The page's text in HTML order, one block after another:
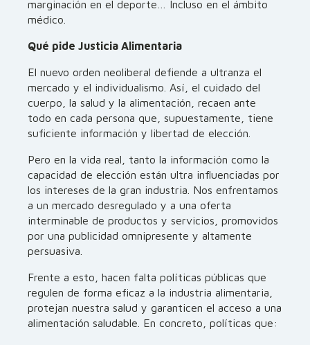
marginación en el deporte… Incluso en el ámbito
médico.
Qué pide Justicia Alimentaria
El nuevo orden neoliberal defiende a ultranza el
mercado y el individualismo. Así, el cuidado del
cuerpo, la salud y la alimentación, recaen ante
todo en cada persona que, supuestamente, tiene
suficiente información y libertad de elección.
Pero en la vida real, tanto la información como la
capacidad de elección están ultra influenciadas por
los intereses de la gran industria. Nos enfrentamos
a un mercado desregulado y a una oferta
interminable de productos y servicios, promovidos
por una publicidad omnipresente y altamente
persuasiva.
Frente a esto, hacen falta políticas públicas que
regulen de forma eficaz a la industria alimentaria,
protejan nuestra salud y garanticen el acceso a una
alimentación saludable. En concreto, políticas que: